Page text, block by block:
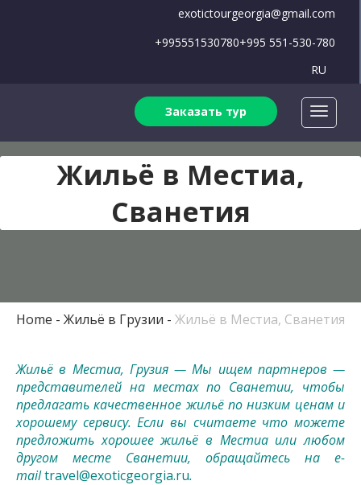
exotictourgeorgia@gmail.com
+995551530780+995 551-530-780
RU
Заказать тур
Жильё в Местиа,
Сванетия
Home Жильё в Грузии Жильё в Местиа, Сванетия
Жильё в Местиа, Грузия — Мы ищем партнеров —
представителей на местах по Сванетии, чтобы
предлагать качественное жильё по низким ценам и
хорошему сервису. Если вы считаете что можете
предложить хорошее жильё в Местиа или любом
другом месте Сванетии, обращайтесь на e-
mailtravel@exoticgeorgia.ru.